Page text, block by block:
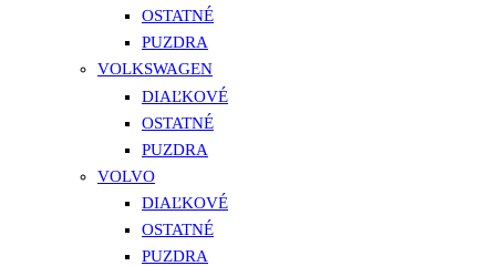
OSTATNÉ
PUZDRA
VOLKSWAGEN
DIAĽKOVÉ
OSTATNÉ
PUZDRA
VOLVO
DIAĽKOVÉ
OSTATNÉ
PUZDRA